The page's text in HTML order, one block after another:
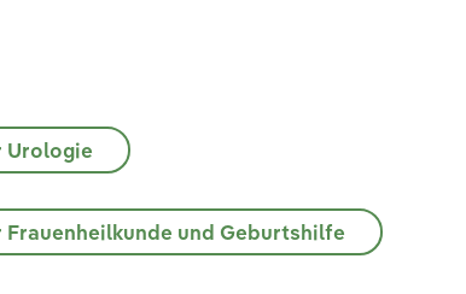
Urologie
Frauenheilkunde und Geburtshilfe